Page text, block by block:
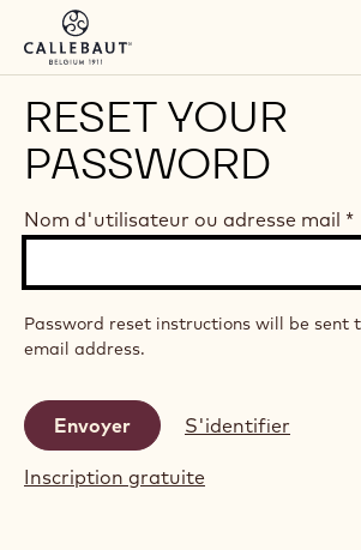
Skip to main content
RESET YOUR
PASSWORD
Nom d'utilisateur ou adresse mail *
Password reset instructions will be sent
email address.
S'identifier
Inscription gratuite